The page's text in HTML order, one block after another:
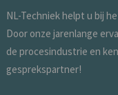
NL-Techniek helpt u bij
Door onze jarenlange
de procesindustrie en
gesprekspartner!